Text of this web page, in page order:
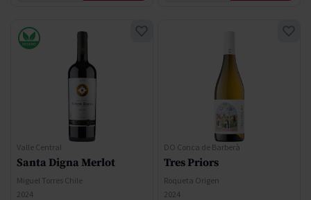
Valle Central
Santa Digna Merlot
Miguel Torres Chile
2024
DO Conca de Barberà
Tres Priors
Roqueta Origen
2024